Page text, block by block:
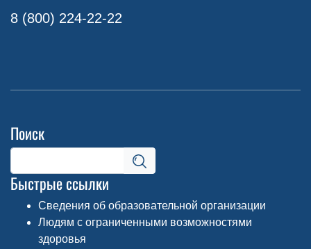
8 (800) 224-22-22
Поиск
Быстрые ссылки
Сведения об образовательной организации
Людям с ограниченными возможностями
здоровья